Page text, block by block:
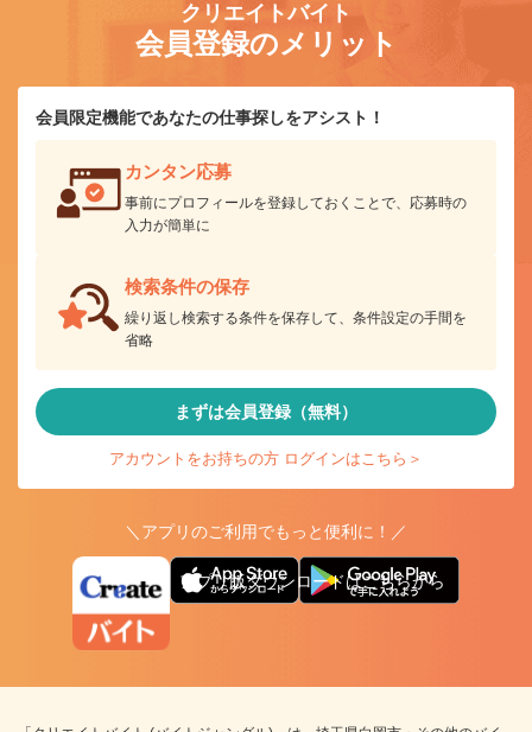
クリエイトバイト
会員登録のメリット
会員限定機能であなたの仕事探しをアシスト！
カンタン応募
事前にプロフィールを登録しておくことで、応募時の
入力が簡単に
検索条件の保存
繰り返し検索する条件を保存して、条件設定の手間を
省略
まずは会員登録（無料）
アカウントをお持ちの方 ログインはこちら＞
＼アプリのご利用でもっと便利に！／
アプリ版ダウンロードはこちらから